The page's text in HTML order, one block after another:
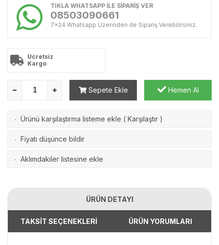
TIKLA WHATSAPP İLE SİPARİŞ VER
08503090661
7x24 Whatsapp Üzerinden de Sipariş Verebilirsiniz.
Ücretsiz
Kargo
Sepete Ekle Hemen Al
· Ürünü karşılaştırma listeme ekle ( Karşılaştır )
· Fiyatı düşünce bildir
· Aklımdakiler listesine ekle
ÜRÜN DETAYI
TAKSİT SEÇENEKLERİ ÜRÜN YORUMLARI